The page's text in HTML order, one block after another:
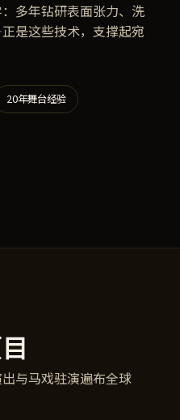
多年钻研表面张力、洗
是这些技术，支撑起宛
20年舞台经验
与马戏驻演遍布全球